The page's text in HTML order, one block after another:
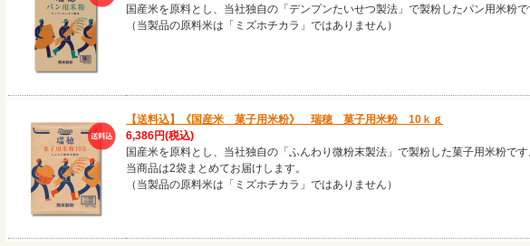
国産米を原料とし、当社独自の「デンプンたいせつ製法」で製粉したパン用米粉で
（当製品の原料米は「ミズホチカラ」ではありません）
【送料込】《国産米 菓子用米粉》 瑞穂 菓子用米粉 10ｋｇ
6,386円(税込)
国産米を原料とし、当社独自の「ふんわり微粉末製法」で製粉した菓子用米粉です
当商品は2袋まとめてお届けします。
（当製品の原料米は「ミズホチカラ」ではありません）